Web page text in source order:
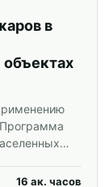
в
объектах
16 ак. часов